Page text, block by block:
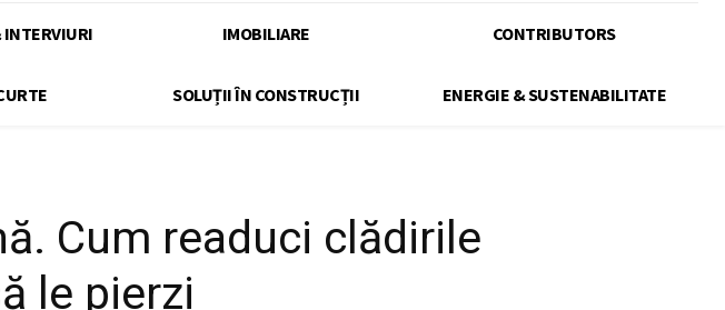
INTERVIURI IMOBILIARE CONTRIBUTORS
SOLUȚII ÎN CONSTRUCȚII ENERGIE & SUSTENABILITATE
Cum readuci clădirile
le pierzi